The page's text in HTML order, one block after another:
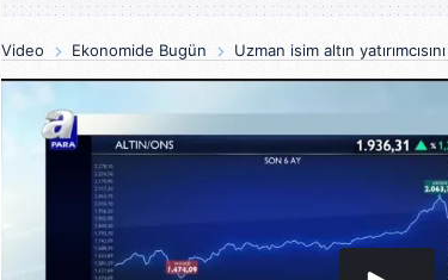
Video Ekonomide Bugün Uzman isim altın